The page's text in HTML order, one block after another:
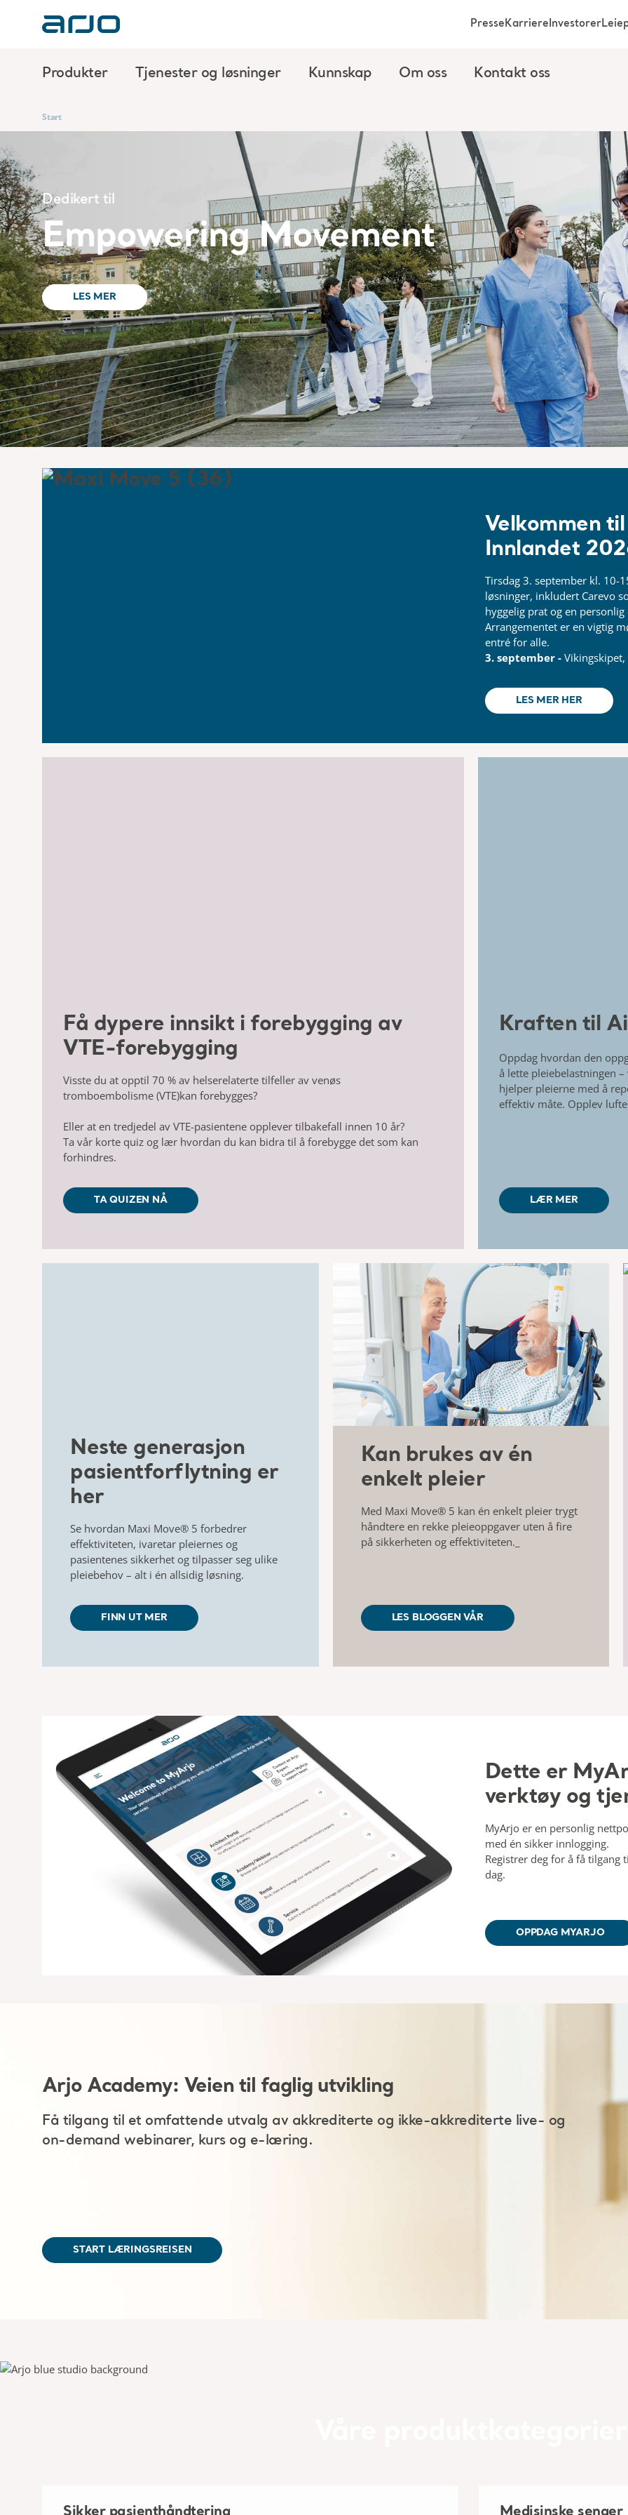
Produkter Tjenester og løsninger Kunnskap Om oss Kontakt oss
PresseKarriereInvestorer
Start
Dedikert til
Empowering Movement
LES MER
Velkommen
Innlandet
Tirsdag 3. september kl. 10-
løsninger, inkludert Carevo
hyggelig prat og en
Arrangementet er en vigtig
entré for alle.
3. september -
LES MER HER
Få dypere innsikt i forebygging av
VTE-forebygging
Visste du at opptil 70 % av helserelaterte tilfeller av venøs
tromboembolisme (VTE)kan forebygges?
Eller at en tredjedel av VTE-pasientene opplever tilbakefall innen 10 år?
Ta vår korte quiz og lær hvordan du kan bidra til å forebygge det som kan
forhindres.
TA QUIZEN NÅ
Kraften til
Oppdag hvordan den
å lette pleiebelastningen
hjelper pleierne med å
effektiv måte. Opplev
LÆR MER
​Neste generasjon
pasientforflytning er
her​
Se hvordan Maxi Move® 5 forbedrer
effektiviteten, ivaretar pleiernes og
pasientenes sikkerhet og tilpasser seg ulike
pleiebehov – alt i én allsidig løsning.
FINN UT MER
Kan brukes av én
enkelt pleier
Med Maxi Move® 5 kan én enkelt pleier trygt
håndtere en rekke pleieoppgaver uten å fire
på sikkerheten og effektiviteten.
LES BLOGGEN VÅR
Dette er
verktøy og
MyArjo er en personlig
med én sikker innlogging.
Registrer deg for å få
dag.
OPPDAG MYARJO
Arjo Academy: Veien til faglig utvikling
Få tilgang til et omfattende utvalg av akkrediterte og ikke-akkrediterte live- og
on-demand webinarer, kurs og e-læring.
START LÆRINGSREISEN
Sikker pasienthåndtering Medisinske senger